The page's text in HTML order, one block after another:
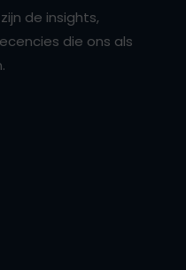
de insights,
die ons als